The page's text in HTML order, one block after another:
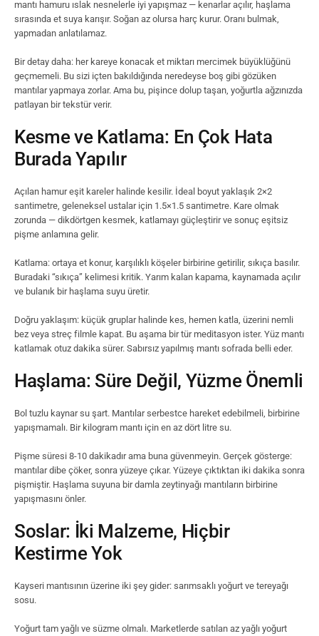
mantı hamuru ıslak nesnelerle iyi yapışmaz — kenarlar açılır, haşlama
sırasında et suya karışır. Soğan az olursa harç kurur. Oranı bulmak,
yapmadan anlatılamaz.
Bir detay daha: her kareye konacak et miktarı mercimek büyüklüğünü
geçmemeli. Bu sizi içten bakıldığında neredeyse boş gibi gözüken
mantılar yapmaya zorlar. Ama bu, pişince dolup taşan, yoğurtla ağzınızda
patlayan bir tekstür verir.
Kesme ve Katlama: En Çok Hata
Burada Yapılır
Açılan hamur eşit kareler halinde kesilir. İdeal boyut yaklaşık 2×2
santimetre, geleneksel ustalar için 1.5×1.5 santimetre. Kare olmak
zorunda — dikdörtgen kesmek, katlamayı güçleştirir ve sonuç eşitsiz
pişme anlamına gelir.
Katlama: ortaya et konur, karşılıklı köşeler birbirine getirilir, sıkıça basılır.
Buradaki “sıkıça” kelimesi kritik. Yarım kalan kapama, kaynamada açılır
ve bulanık bir haşlama suyu üretir.
Doğru yaklaşım: küçük gruplar halinde kes, hemen katla, üzerini nemli
bez veya streç filmle kapat. Bu aşama bir tür meditasyon ister. Yüz mantı
katlamak otuz dakika sürer. Sabırsız yapılmış mantı sofrada belli eder.
Haşlama: Süre Değil, Yüzme Önemli
Bol tuzlu kaynar su şart. Mantılar serbestce hareket edebilmeli, birbirine
yapışmamalı. Bir kilogram mantı için en az dört litre su.
Pişme süresi 8-10 dakikadır ama buna güvenmeyin. Gerçek gösterge:
mantılar dibe çöker, sonra yüzeye çıkar. Yüzeye çıktıktan iki dakika sonra
pişmiştir. Haşlama suyuna bir damla zeytinyağı mantıların birbirine
yapışmasını önler.
Soslar: İki Malzeme, Hiçbir
Kestirme Yok
Kayseri mantısının üzerine iki şey gider: sarımsaklı yoğurt ve tereyağı
sosu.
Yoğurt tam yağlı ve süzme olmalı. Marketlerde satılan az yağlı yoğurt